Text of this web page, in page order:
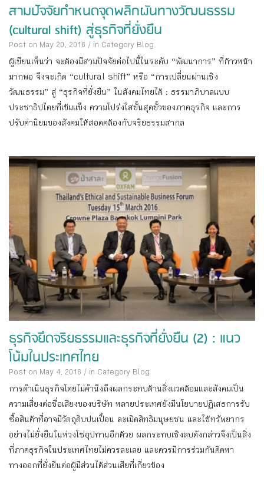
สามปัจจัยกำหนดจุดพลิกผันทางวัฒนธรรม
(cultural shift) สู่ธุรกิจที่ยั่งยืน
Post on May 20, 2016 / in Category Blog
ผู้เขียนเห็นว่า จะต้องมีสามปัจจัยต่อไปนี้ในระดับ “พัฒนาการ” ที่ก้าวหน้า
มากพอ จึงจะเกิด “cultural shift” หรือ “การเปลี่ยนผ่านเชิง
วัฒนธรรม” สู่ “ธุรกิจที่ยั่งยืน” ในสังคมไทยได้ : ธรรมาภิบาลแบบ
ประชาธิปไตยที่เข้มแข็ง ความโปร่งใสขั้นสุดขั้วของภาคธุรกิจ และการ
ปรับค่านิยมของสังคมให้สอดคล้องกับจริยธรรมสากล
ธุรกิจยึดจริยธรรมและธุรกิจที่ยั่งยืน (2) : แนว
โน้มในประเทศไทย
Post on May 4, 2016 / in Category Blog
การดำเนินธุรกิจโดยไม่คำนึงถึงผลกระทบด้านสิ่งแวดล้อมและสังคมเป็น
ความเสี่ยงต่อชื่อเสียงของบริษัท หลายประเทศยังมีนโยบายปฏิเสธการรับ
ซื้อสินค้าที่อาจมีวัตถุดิบปนเปื้อน ละเมิดสิทธิมนุษยชน และใช้ทรัพยากร
อย่างไม่ยั่งยืนในห่วงโซ่อุปทานอีกด้วย ผลกระทบเชิงลบดังกล่าวจึงเป็นสิ่ง
ที่ภาคธุรกิจในประเทศไทยไม่ควรละเลย และควรมีการร่วมกันคิดหา
ทางออกที่ยั่งยืนต่อผู้มีส่วนได้ส่วนเสียที่เกี่ยวข้อง